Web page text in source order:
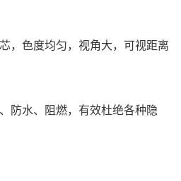
，色度均匀，视角大，可视距离
防水、阻燃，有效杜绝各种隐